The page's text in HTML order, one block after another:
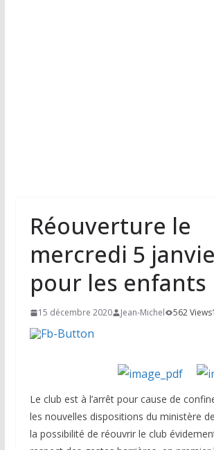
Réouverture le
mercredi 5
pour les enfants
15 décembre 2020 Jean-Michel 562 Views
Le club est à l’arrêt pour cause de
les nouvelles dispositions du ministère
la possibilité de réouvrir le club